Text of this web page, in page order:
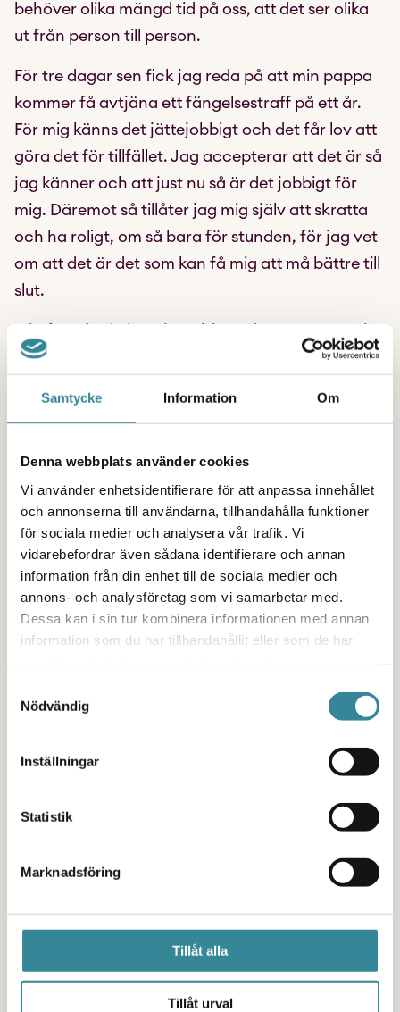
Samtycke Information Om
Denna webbplats använder cookies
Vi använder enhetsidentifierare för att anpassa innehållet
och annonserna till användarna, tillhandahålla funktioner
för sociala medier och analysera vår trafik. Vi
vidarebefordrar även sådana identifierare och annan
information från din enhet till de sociala medier och
annons- och analysföretag som vi samarbetar med.
Dessa kan i sin tur kombinera informationen med annan
information som du har tillhandahållit eller som de har
Nödvändig
Inställningar
Statistik
Marknadsföring
Tillåt alla
Tillåt urval
behöver olika mängd tid på oss, att det ser olika
ut från person till person.
För tre dagar sen fick jag reda på att min pappa
kommer få avtjäna ett fängelsestraff på ett år.
För mig känns det jättejobbigt och det får lov att
göra det för tillfället. Jag accepterar att det är så
jag känner och att just nu så är det jobbigt för
mig. Däremot så tillåter jag mig själv att skratta
och ha roligt, om så bara för stunden, för jag vet
om att det är det som kan få mig att må bättre till
slut.
hela världen. Han är en av de roligaste och
Däremot väljer jag att vara min egen person, och
att inte ha hans tyngd på mina axlar och
acceptera att det är såhär han är och alltid har
varit, så är det det jag måste göra. Och det är det
Min pappa är som vilken annan människa som
helst, och även han gör misstag. Jag har aldrig
känt något hat gentemot min pappa efter allting
som har hänt, men jag ogillar hans handlingar,
inte honom som person. I mina ögon kommer han
alltid vara världens bästa pappa, oavsett om han
missbrukar eller börja dricka igen. Han har ju
trots allt faktiskt format mig till den person jag är
tacksam för.
Syftet med det här är att det faktiskt är okej att
alla fungerar olika, att det jag tycker är svårt
kanske du tycker är enkelt och vice versa. Det är
okej att inte alltid må bra, att gråta och att be om
hjälp. Det är okej att vara ledsen och få känna